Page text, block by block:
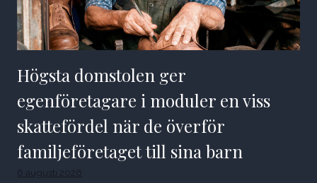
Högsta domstolen ger
egenföretagare i moduler en viss
skattefördel när de överför
familjeföretaget till sina barn
6 augusti 2026